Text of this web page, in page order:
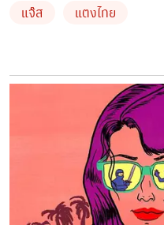
เปิดใจครั้งแรกภรรย
ไม่ได้ออกมาอัพเดตอ
#วาเลนติน่า ลูกสาวร้
ลุยงานต่อ ไอซ์ ส.ส.
แต่งชุดลูกเสือเนตรนา
ส่องประวัตินักสนุกเ
แจ๊ส
แตงไทย